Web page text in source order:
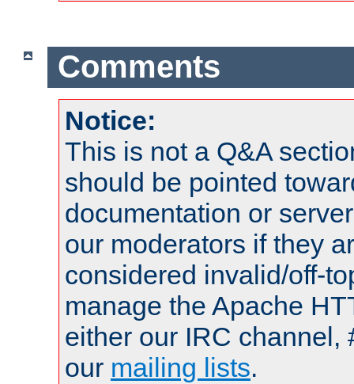
Comments
Notice:
This is not a Q&A
should be pointed
documentation or
our moderators if they
considered invalid/off-
manage the Apache
either our IRC channel,
our mailing lists.